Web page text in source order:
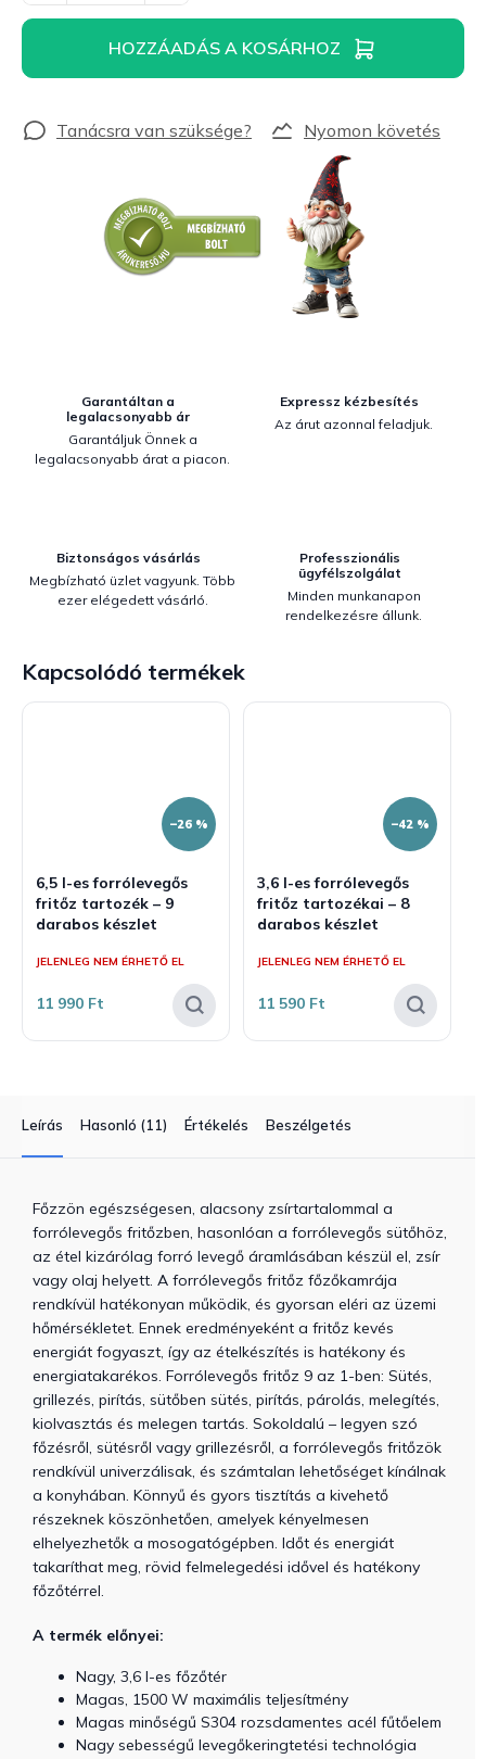
HOZZÁADÁS A KOSÁRHOZ
Nyomon követés
Garantáltan a
legalacsonyabb ár
Garantáljuk Önnek a
legalacsonyabb árat a piacon.
Expressz kézbesítés
Az árut azonnal feladjuk.
Biztonságos vásárlás
Megbízható üzlet vagyunk. Több
ezer elégedett vásárló.
Professzionális
ügyfélszolgálat
Minden munkanapon
rendelkezésre állunk.
Kapcsolódó termékek
–26 %
6,5 l-es forrólevegős
fritőz tartozék – 9
darabos készlet
JELENLEG NEM ÉRHETŐ EL
11 990 Ft
–42 %
3,6 l-es forrólevegős
fritőz tartozékai – 8
darabos készlet
JELENLEG NEM ÉRHETŐ EL
11 590 Ft
Leírás Hasonló (11) Értékelés Beszélgetés
Főzzön egészségesen, alacsony zsírtartalommal a
forrólevegős fritőzben, hasonlóan a forrólevegős sütőhöz,
az étel kizárólag forró levegő áramlásában készül el, zsír
vagy olaj helyett. A forrólevegős fritőz főzőkamrája
rendkívül hatékonyan működik, és gyorsan eléri az üzemi
hőmérsékletet. Ennek eredményeként a fritőz kevés
energiát fogyaszt, így az ételkészítés is hatékony és
energiatakarékos. Forrólevegős fritőz 9 az 1-ben: Sütés,
grillezés, pirítás, sütőben sütés, pirítás, párolás, melegítés,
kiolvasztás és melegen tartás. Sokoldalú – legyen szó
főzésről, sütésről vagy grillezésről, a forrólevegős fritőzök
rendkívül univerzálisak, és számtalan lehetőséget kínálnak
a konyhában. Könnyű és gyors tisztítás a kivehető
részeknek köszönhetően, amelyek kényelmesen
elhelyezhetők a mosogatógépben. Időt és energiát
takaríthat meg, rövid felmelegedési idővel és hatékony
főzőtérrel.
A termék előnyei:
Nagy, 3,6 l-es főzőtér
Magas, 1500 W maximális teljesítmény
Magas minőségű S304 rozsdamentes acél fűtőelem
Nagy sebességű levegőkeringtetési technológia